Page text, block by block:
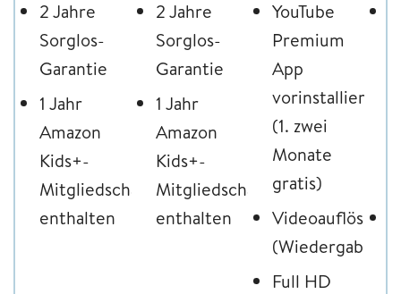
2 Jahre
Sorglos-
Garantie
1 Jahr
Amazon
Kids+-
Mitgliedschaft
enthalten
2 Jahre
Sorglos-
Garantie
1 Jahr
Amazon
Kids+-
Mitgliedschaft
enthalten
YouTube
Premium
App
vorinstalliert
(1. zwei
Monate
gratis)
Videoauflösung
(Wiedergabe)
Full HD